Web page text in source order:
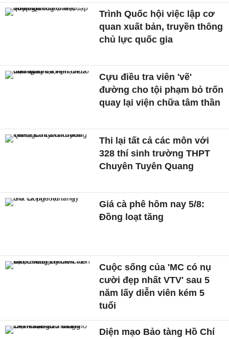
Trình Quốc hội việc lập cơ
quan xuất bản, truyền thông
chủ lực quốc gia
Cựu điều tra viên 'vẽ'
đường cho tội phạm bỏ trốn
quay lại viện chữa tâm thần
Thi lại tất cả các môn với
328 thí sinh trường THPT
Chuyên Tuyên Quang
Giá cà phê hôm nay 5/8:
Đồng loạt tăng
Cuộc sống của 'MC có nụ
cười đẹp nhất VTV' sau 5
năm lấy diễn viên kém 5
tuổi
Diện mạo Bảo tàng Hồ Chí